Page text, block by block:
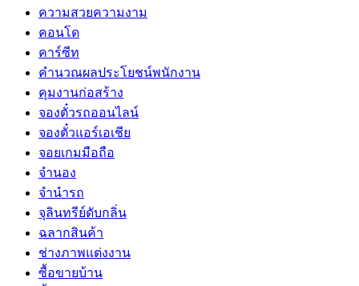
ความสวยความงาม
คอนโด
คาร์ซีท
คำนวณผลประโยชน์พนักงาน
คุมงานก่อสร้าง
จองตั๋วรถออนไลน์
จองตั๋วแอร์เอเชีย
จอยเกมมือถือ
จำนอง
จำนำรถ
จุลินทรีย์ดับกลิ่น
ฉลากสินค้า
ช่างภาพแต่งงาน
ซื้อขายบ้าน